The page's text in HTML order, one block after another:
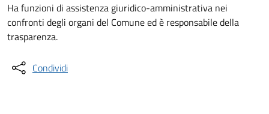
Ha funzioni di assistenza giuridico-amministrativa nei
confronti degli organi del Comune ed è responsabile della
trasparenza.
Condividi